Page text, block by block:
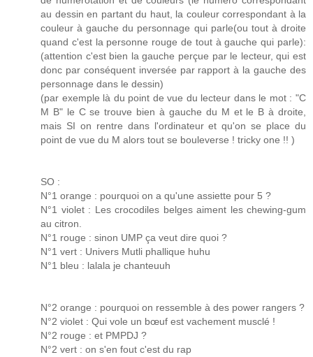
au dessin en partant du haut, la couleur correspondant à la
couleur à gauche du personnage qui parle(ou tout à droite
quand c'est la personne rouge de tout à gauche qui parle):
(attention c'est bien la gauche perçue par le lecteur, qui est
donc par conséquent inversée par rapport à la gauche des
personnage dans le dessin)
(par exemple là du point de vue du lecteur dans le mot : "C
M B" le C se trouve bien à gauche du M et le B à droite,
mais SI on rentre dans l'ordinateur et qu'on se place du
point de vue du M alors tout se bouleverse ! tricky one !! )
SO :
N°1 orange : pourquoi on a qu'une assiette pour 5 ?
N°1 violet : Les crocodiles belges aiment les chewing-gum
au citron.
N°1 rouge : sinon UMP ça veut dire quoi ?
N°1 vert : Univers Mutli phallique huhu
N°1 bleu : lalala je chanteuuh
N°2 orange : pourquoi on ressemble à des power rangers ?
N°2 violet : Qui vole un bœuf est vachement musclé !
N°2 rouge : et PMPDJ ?
N°2 vert : on s'en fout c'est du rap